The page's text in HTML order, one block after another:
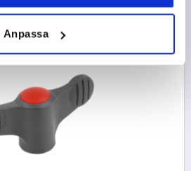
Anpassa
DETALJER